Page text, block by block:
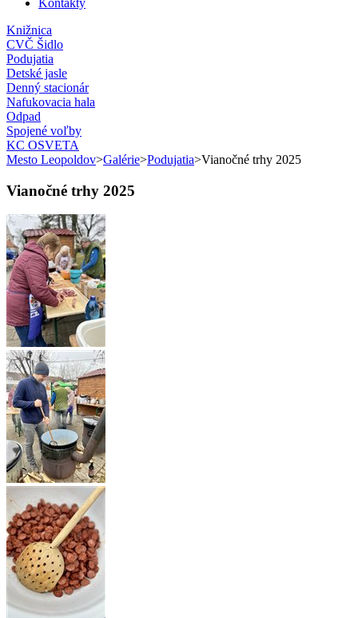
Knižnica
CVČ Šidlo
Podujatia
Detské jasle
Denný stacionár
Nafukovacia hala
Odpad
Spojené voľby
KC OSVETA
Mesto Leopoldov>Galérie>Podujatia>Vianočné trhy 2025
Vianočné trhy 2025